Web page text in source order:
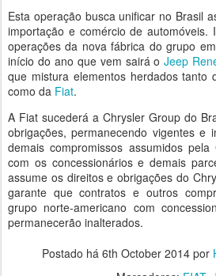
Esta operação busca unificar no Brasil
importação e comércio de
operações da nova fábrica do grupo
início do ano que vem sairá oJeep
que mistura elementos herdados tanto
como da Fiat.
A Fiat sucederá a Chrysler Group do
obrigações, permanecendo vigentes e
demais compromissos assumidos
com os concessionários e demais
assume os direitos e obrigações do
garante que contratos e outros
grupo norte-americano com
permanecerão inalterados.
Postado há 6th October 2014por